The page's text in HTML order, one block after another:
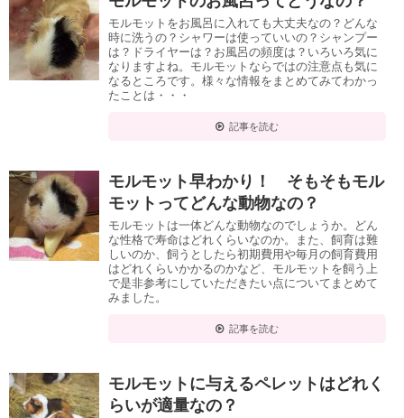
モルモットをお風呂に入れても大丈夫なの？どんな
時に洗うの？シャワーは使っていいの？シャンプー
は？ドライヤーは？お風呂の頻度は？いろいろ気に
なりますよね。モルモットならではの注意点も気に
なるところです。様々な情報をまとめてみてわかっ
たことは・・・
記事を読む
モルモット早わかり！ そもそもモル
モットってどんな動物なの？
モルモットは一体どんな動物なのでしょうか。どん
な性格で寿命はどれくらいなのか。また、飼育は難
しいのか、飼うとしたら初期費用や毎月の飼育費用
はどれくらいかかるのかなど、モルモットを飼う上
で是非参考にしていただきたい点についてまとめて
みました。
記事を読む
モルモットに与えるペレットはどれく
らいが適量なの？